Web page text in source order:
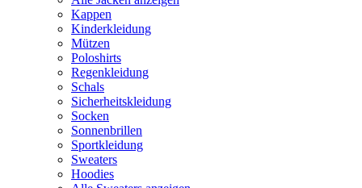
Kappen
Kinderkleidung
Mützen
Poloshirts
Regenkleidung
Schals
Sicherheitskleidung
Socken
Sonnenbrillen
Sportkleidung
Sweaters
Hoodies